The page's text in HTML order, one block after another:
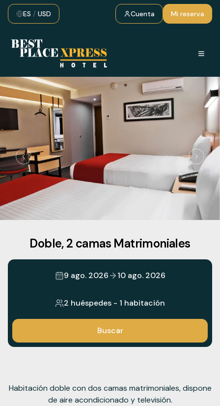
ES / USD Cuenta Mi reserva
Doble, 2 camas Matrimoniales
9 ago. 2026 10 ago. 2026
2 huéspedes - 1 habitación
Buscar
Habitación doble con dos camas matrimoniales, dispone
de aire acondicionado y televisión.